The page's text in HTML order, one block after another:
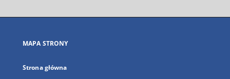
się
karcie
MAPA STRONY
Strona główna